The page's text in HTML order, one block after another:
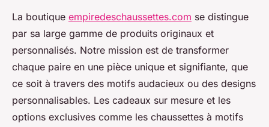
La boutique empiredeschaussettes.com se distingue
par sa large gamme de produits originaux et
personnalisés. Notre mission est de transformer
chaque paire en une pièce unique et signifiante, que
ce soit à travers des motifs audacieux ou des designs
personnalisables. Les cadeaux sur mesure et les
options exclusives comme les chaussettes à motifs